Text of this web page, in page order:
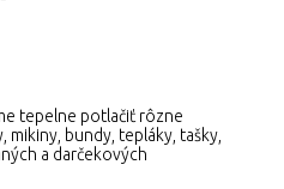
tepelne potlačiť rôzne
bundy, tepláky, tašky,
a darčekových